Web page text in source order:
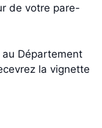
de votre pare-
Département
la vignette